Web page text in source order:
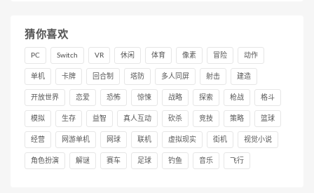
猜你喜欢
PC Switch VR 休闲 体育 像素 冒险 动作
单机 卡牌 回合制 塔防 多人同屏 射击 建造
开放世界 恋爱 恐怖 惊悚 战略 探索 枪战 格斗
模拟 生存 益智 真人互动 砍杀 竞技 策略 篮球
经营 网游单机 网球 联机 虚拟现实 街机 视觉小说
角色扮演 解谜 赛车 足球 钓鱼 音乐 飞行